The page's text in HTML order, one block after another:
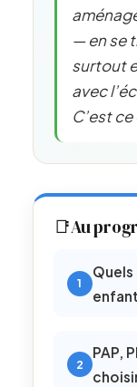
— en se
surtout
avec
C’est
📑Au
Quels
PAP,